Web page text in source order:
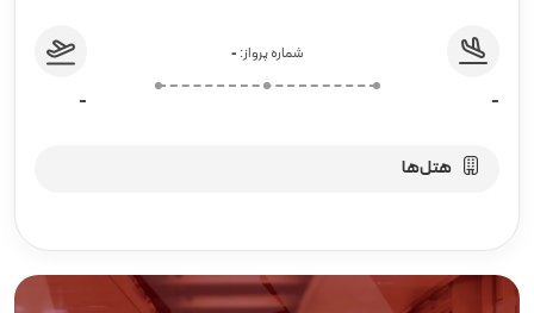
-
شماره پرواز: -
-
هتل‌ها